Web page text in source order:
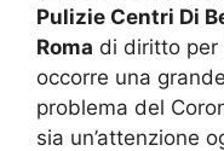
Pulizie Centri Di
Roma di diritto per
occorre una
problema del
sia un’attenzione